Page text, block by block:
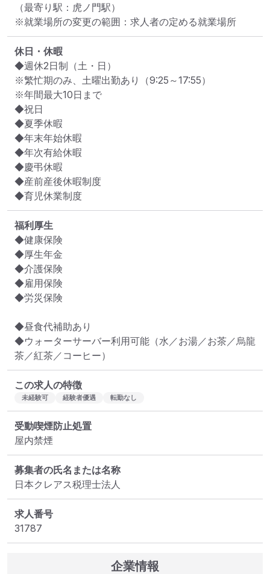
（最寄り駅：虎ノ門駅）
※就業場所の変更の範囲：求人者の定める就業場所
休日・休暇
◆週休2日制（土・日）
※繁忙期のみ、土曜出勤あり（9:25～17:55）
※年間最大10日まで
◆祝日
◆夏季休暇
◆年末年始休暇
◆年次有給休暇
◆慶弔休暇
◆産前産後休暇制度
◆育児休業制度
福利厚生
◆健康保険
◆厚生年金
◆介護保険
◆雇用保険
◆労災保険
◆昼食代補助あり
◆ウォーターサーバー利用可能（水／お湯／お茶／烏龍
茶／紅茶／コーヒー）
この求人の特徴
未経験可 経験者優遇 転勤なし
受動喫煙防止処置
屋内禁煙
募集者の氏名または名称
日本クレアス税理士法人
求人番号
31787
企業情報